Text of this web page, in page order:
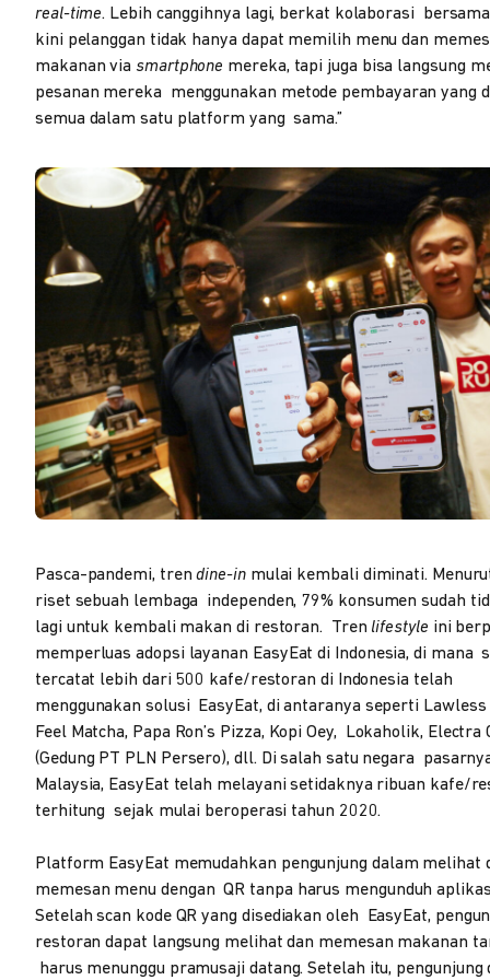
real-time. Lebih canggihnya lagi, berkat kolaborasi bersama
kini pelanggan tidak hanya dapat memilih menu dan
makanan via smartphone mereka, tapi juga bisa langsung
pesanan mereka menggunakan metode pembayaran yang
semua dalam satu platform yang sama.”
Pasca-pandemi, trendine-in mulai kembali diminati.
riset sebuah lembaga independen, 79% konsumen sudah
lagi untuk kembali makan di restoran. Tren lifestyle ini
memperluas adopsi layanan EasyEat di Indonesia, di mana
tercatat lebih dari 500 kafe/restoran di Indonesia telah
menggunakan solusi EasyEat, di antaranya seperti Lawless
Feel Matcha, Papa Ron’s Pizza, Kopi Oey, Lokaholik, Electra
(Gedung PT PLN Persero), dll. Di salah satu negara
Malaysia, EasyEat telah melayani setidaknya ribuan kafe/
terhitung sejak mulai beroperasi tahun 2020.
Platform EasyEat memudahkan pengunjung dalam melihat
memesan menu dengan QR tanpa harus mengunduh
Setelah scan kode QR yang disediakan oleh EasyEat,
restoran dapat langsung melihat dan memesan makanan
harus menunggu pramusaji datang. Setelah itu, pengunjung